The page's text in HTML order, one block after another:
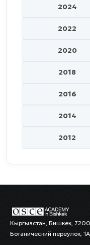
2024
2022
2020
2018
2016
2014
2012
Кыргызстан, Бишкек,
Ботанический переулок, 1А